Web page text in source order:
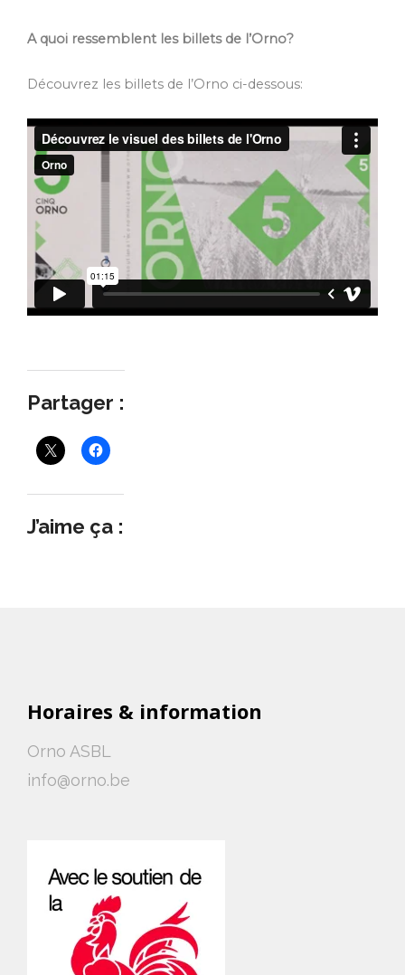
A quoi ressemblent les billets de l’Orno?
Découvrez les billets de l’Orno ci-dessous:
Partager :
J’aime ça :
Horaires & information
Orno ASBL
info@orno.be